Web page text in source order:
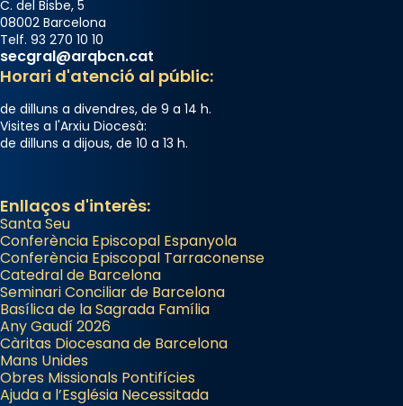
C. del Bisbe, 5
08002 Barcelona
Telf. 93 270 10 10
secgral@arqbcn.cat
Horari d'atenció al públic:
de dilluns a divendres, de 9 a 14 h.
Visites a l'Arxiu Diocesà:
de dilluns a dijous, de 10 a 13 h.
Enllaços d'interès:
Santa Seu
Conferència Episcopal Espanyola
Conferència Episcopal Tarraconense
Catedral de Barcelona
Seminari Conciliar de Barcelona
Basílica de la Sagrada Família
Any Gaudí 2026
Càritas Diocesana de Barcelona
Mans Unides
Obres Missionals Pontifícies
Ajuda a l’Església Necessitada